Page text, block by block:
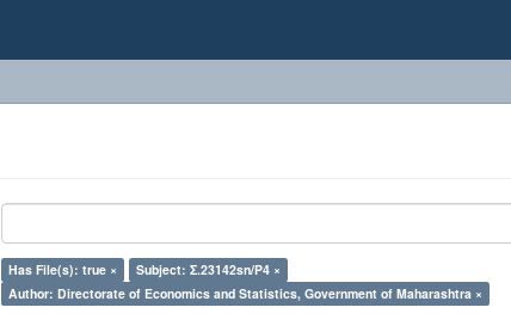
Has File(s): true ×
Subject: Σ.23142sn/P4 ×
Author: Directorate of Economics and Statistics, Government of Maharashtra ×